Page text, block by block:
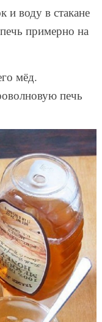
воду в стакане
примерно на
мёд.
печь